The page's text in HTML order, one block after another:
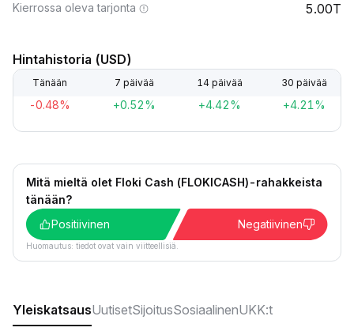
Kierrossa oleva tarjonta 5.00T
Hintahistoria (USD)
Tänään 7 päivää 14 päivää 30 päivää
-0.48% +0.52% +4.42% +4.21%
Mitä mieltä olet Floki Cash (FLOKICASH)-rahakkeista
tänään?
Positiivinen
Negatiivinen
Huomautus: tiedot ovat vain viitteellisiä.
YleiskatsausUutisetSijoitusSosiaalinenUKK:t